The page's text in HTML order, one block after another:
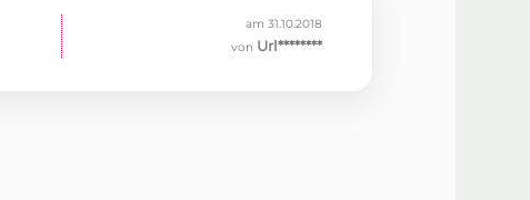
am 31.10.2018
von Url********